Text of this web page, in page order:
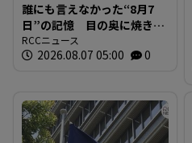
誰にも言えなかった“8月7
日”の記憶 目の奥に焼き付
く「1年生のゆきちゃん」の
姿 94歳の被爆者が今、口
RCCニュース
2026.08.07 05:00 0